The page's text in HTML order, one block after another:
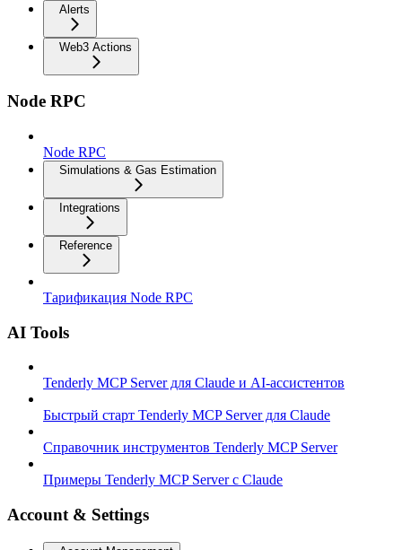
Alerts
Web3 Actions
Node RPC
Node RPC
Simulations & Gas Estimation
Integrations
Reference
Тарификация Node RPC
AI Tools
Tenderly MCP Server для Claude и AI-ассистентов
Быстрый старт Tenderly MCP Server для Claude
Справочник инструментов Tenderly MCP Server
Примеры Tenderly MCP Server с Claude
Account & Settings